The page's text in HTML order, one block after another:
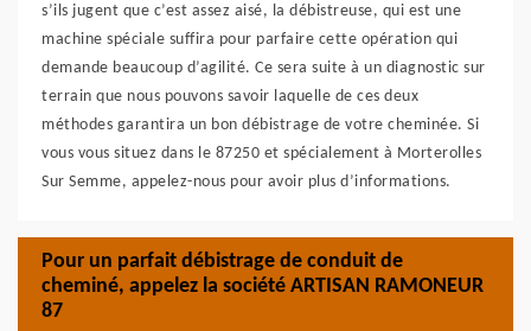
s’ils jugent que c’est assez aisé, la débistreuse, qui est une
machine spéciale suffira pour parfaire cette opération qui
demande beaucoup d’agilité. Ce sera suite à un diagnostic sur
terrain que nous pouvons savoir laquelle de ces deux
méthodes garantira un bon débistrage de votre cheminée. Si
vous vous situez dans le 87250 et spécialement à Morterolles
Sur Semme, appelez-nous pour avoir plus d’informations.
Pour un parfait débistrage de conduit de
cheminé, appelez la société ARTISAN RAMONEUR
87